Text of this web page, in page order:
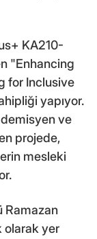
KA210-
"Enhancing
for Inclusive
yapıyor.
ve
projede,
mesleki
Ramazan
olarak yer